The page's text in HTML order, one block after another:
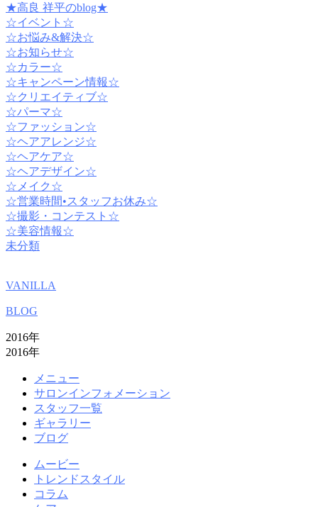
★高良 祥平のblog★
☆イベント☆
☆お悩み&解決☆
☆お知らせ☆
☆カラー☆
☆キャンペーン情報☆
☆クリエイティブ☆
☆パーマ☆
☆ファッション☆
☆ヘアアレンジ☆
☆ヘアケア☆
☆ヘアデザイン☆
☆メイク☆
☆営業時間•スタッフお休み☆
☆撮影・コンテスト☆
☆美容情報☆
未分類
VANILLA
BLOG
2016年
2016年
メニュー
サロンインフォメーション
スタッフ一覧
ギャラリー
ブログ
ムービー
トレンドスタイル
コラム